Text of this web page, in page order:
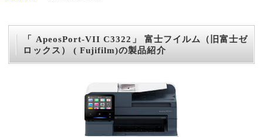
「 ApeosPort-VII C3322」 富士フイルム（旧富士ゼ
ロックス） ( Fujifilm)の製品紹介